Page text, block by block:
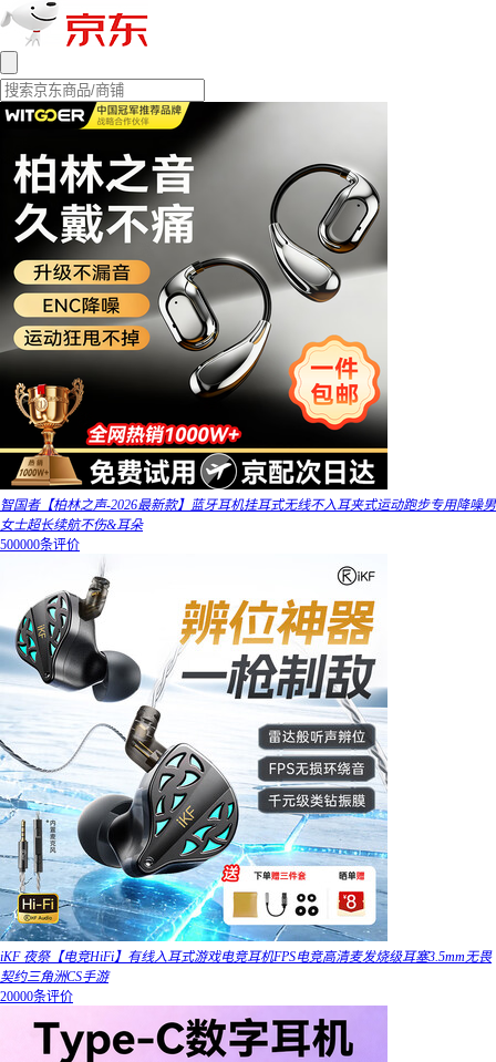
智国者【柏林之声-2026最新款】蓝牙耳机挂耳式无线不入耳夹式运动跑步专用降噪男
女士超长续航不伤&耳朵
500000条评价
iKF 夜祭【电竞HiFi】有线入耳式游戏电竞耳机FPS电竞高清麦发烧级耳塞3.5mm无畏
契约三角洲CS手游
20000条评价